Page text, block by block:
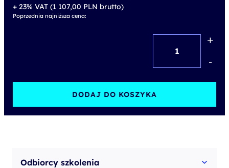
+ 23% VAT (1 107,00 PLN brutto)
Poprzednia najniższa cena:
-
Analiza
+
-
DODAJ DO KOSZYKA
Odbiorcy szkolenia